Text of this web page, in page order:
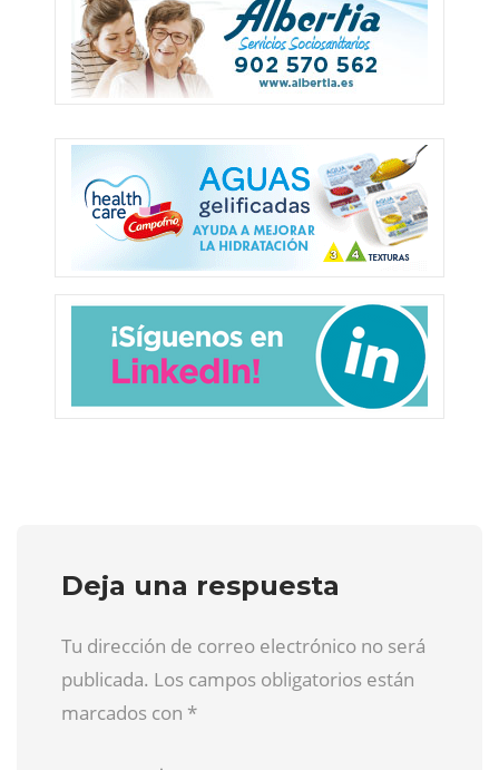
Deja una respuesta
Tu dirección de correo electrónico no será
publicada. Los campos obligatorios están
marcados con *